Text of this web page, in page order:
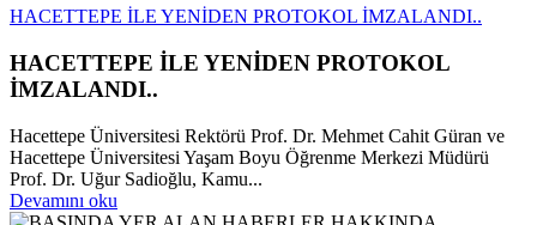
HACETTEPE İLE YENİDEN PROTOKOL İMZALANDI..
HACETTEPE İLE YENİDEN PROTOKOL
İMZALANDI..
Hacettepe Üniversitesi Rektörü Prof. Dr. Mehmet Cahit Güran ve
Hacettepe Üniversitesi Yaşam Boyu Öğrenme Merkezi Müdürü
Prof. Dr. Uğur Sadioğlu, Kamu...
Devamını oku